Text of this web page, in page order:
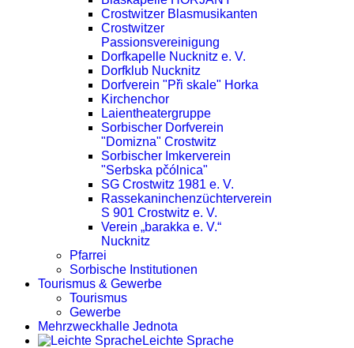
Crostwitzer Blasmusikanten
Crostwitzer
Passionsvereinigung
Dorfkapelle Nucknitz e. V.
Dorfklub Nucknitz
Dorfverein "Při skale" Horka
Kirchenchor
Laientheatergruppe
Sorbischer Dorfverein
"Domizna" Crostwitz
Sorbischer Imkerverein
"Serbska pčólnica"
SG Crostwitz 1981 e. V.
Rassekaninchenzüchterverein
S 901 Crostwitz e. V.
Verein „barakka e. V.“
Nucknitz
Pfarrei
Sorbische Institutionen
Tourismus & Gewerbe
Tourismus
Gewerbe
Mehrzweckhalle Jednota
Leichte Sprache